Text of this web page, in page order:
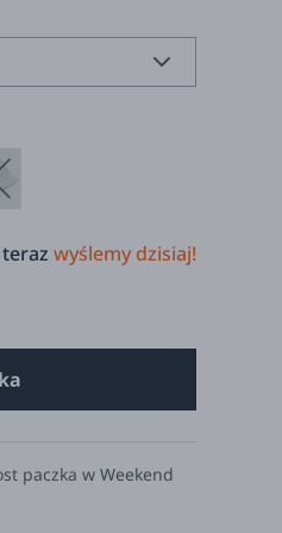
wyślemy dzisiaj!
paczka w Weekend